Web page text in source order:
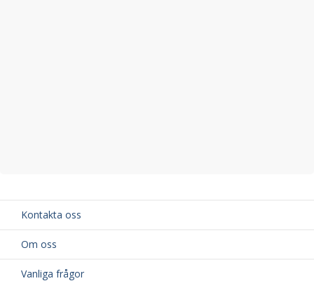
Kontakta oss
Om oss
Vanliga frågor